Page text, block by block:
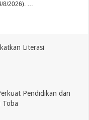
8/2026). …
Literasi
Pendidikan dan
Toba